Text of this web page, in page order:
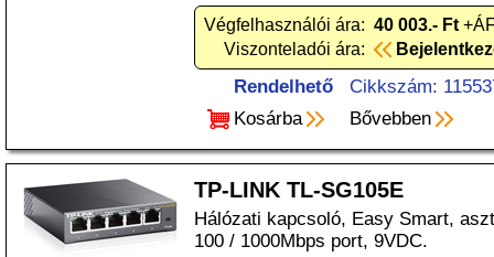
Végfelhasználói ára: 40 003.- Ft
Viszonteladói ára:
Rendelhető
Cikkszám:
Kosárba
Bővebben
TP-LINK TL-SG105E
Hálózati kapcsoló, Easy Smart,
100 / 1000Mbps port, 9VDC.